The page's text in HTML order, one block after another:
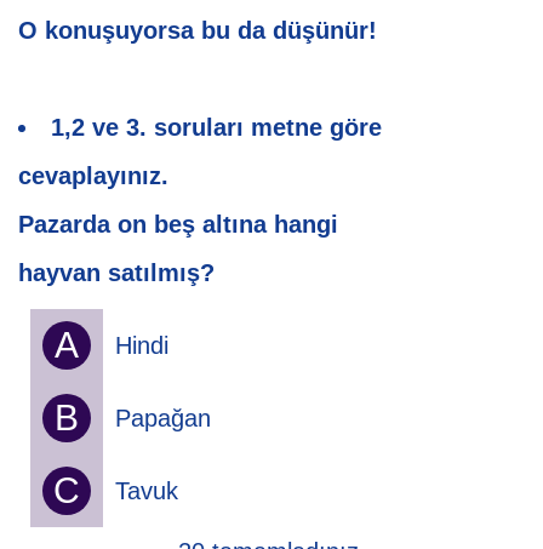
O konuşuyorsa bu da düşünür!
1,2 ve 3. soruları metne göre
cevaplayınız.
Pazarda on beş altına hangi
hayvan satılmış?
A Hindi
B Papağan
C Tavuk